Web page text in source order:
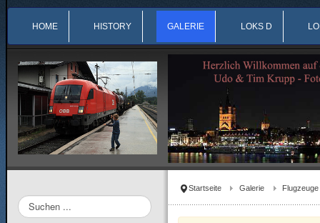
HOME HISTORY GALERIE LOKS D
Startseite Galerie Flugzeuge
Suchen
...